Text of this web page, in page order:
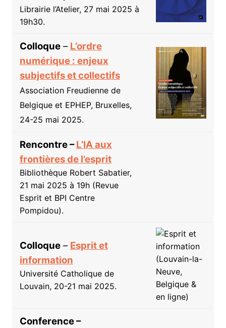
Librairie l’Atelier, 27 mai 2025 à
19h30.
Colloque– L’ordre
numérique : enjeux
subjectifs et collectifs
Association Freudienne de
Belgique et EPHEP, Bruxelles,
24-25 mai 2025.
Rencontre –L’IA aux
frontières de l’esprit
Bibliothèque Robert Sabatier,
21 mai 2025 à 19h (Revue
Esprit et BPI Centre
Pompidou).
Colloque– Esprit et
information
Université Catholique de
Louvain, 20-21 mai 2025.
Conference –